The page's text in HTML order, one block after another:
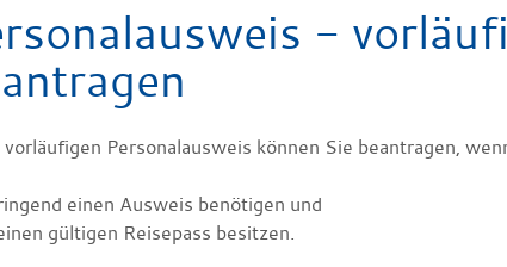
-
vorläufigen Personalausweis können Sie beantragen,
einen Ausweis benötigen und
gültigen Reisepass besitzen.